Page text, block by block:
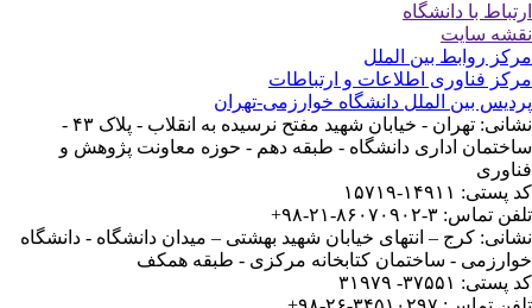
با دانشگاه
سایت
روابط بین الملل
فناوری اطلاعات و ارتباطات
بین الملل دانشگاه خوارزمی-تهران
نشانی: تهران - خیابان شهید مفتح نرسیده به انقلاب - پلاک ۴۳ -
اداری دانشگاه - طبقه دهم - حوزه معاونت پژوهش و
۱۴۹۱۱-۱۵۷۱۹
تماس: ۳-۸۶۰۷۰۹۰۲-۲۱-۹۸+
کرج – انتهای خیابان شهید بهشتی – میدان دانشگاه - دانشگاه
- ساختمان کتابخانه مرکزی - طبقه همکف
۳۷۵۵۱- ۳۱۹۷۹